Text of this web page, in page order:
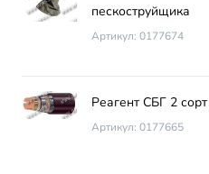
пескоструйщика
Артикул: 0177674
Реагент СБГ 2 сорт
Артикул: 0177665